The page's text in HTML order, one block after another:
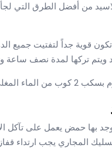
من أفضل الطرق التي
قوية جداً لتفتيت جميع
ويتم تركها لمدة نصف ساعة
في الشهر لتنظيف البالوعة
بها حمض يعمل على
المجاري يجب ارتداء